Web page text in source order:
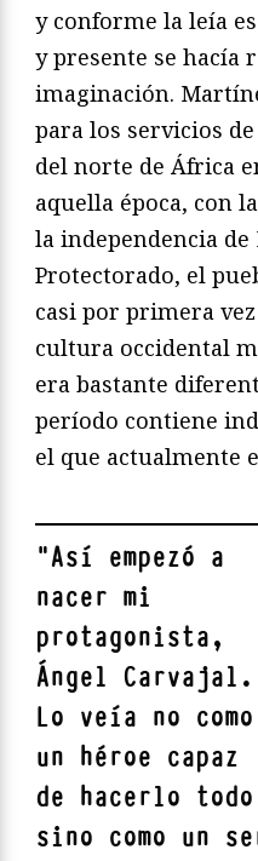
y conforme la leía
y presente se hacía
imaginación.
para los servicios
del norte de África
aquella época, con
la independencia
Protectorado, el
casi por primera
cultura occidental
era bastante
período contiene
el que actualmente
"Así empezó a
nacer mi
protagonista,
Ángel Carvajal .
Lo veía no como
un héroe capaz
de hacerlo
sino como un